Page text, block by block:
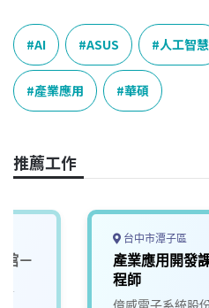
c
e
b
o
o
n
e
a
d
s
n
k
e
d
p
y
L
AI ASUS 人工智慧
產業應用 華碩
推薦工作
－
台中市潭子區
產業應用開發
程師
億威電子系統股